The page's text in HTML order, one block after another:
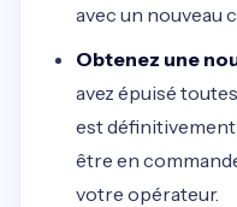
avec un nouveau
Obtenez une
avez épuisé
est
être en
votre opérateur.